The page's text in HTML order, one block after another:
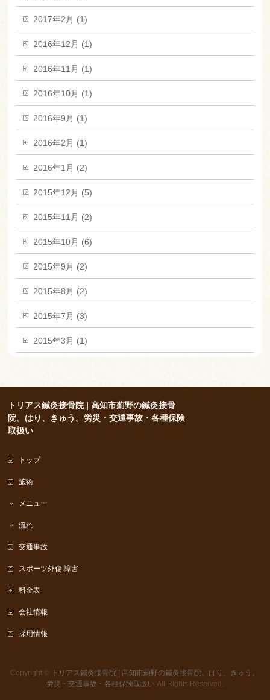
2017年2月 (1)
2016年12月 (1)
2016年11月 (1)
2016年10月 (1)
2016年9月 (1)
2016年2月 (1)
2016年1月 (2)
2015年12月 (5)
2015年11月 (2)
2015年10月 (6)
2015年9月 (2)
2015年8月 (2)
2015年7月 (3)
2015年3月 (1)
トリアス鍼灸接骨院 | 高知市薊野の鍼灸接骨
院。はり、きゅう。労災・交通事故・各種保険
取扱い
トップ
施術
メニュー
流れ
交通事故
スポーツ外傷.障害
料金表
会社情報
採用情報
Copyright ©
トリアス鍼灸接骨院 | 高知市薊野の鍼灸接骨院。はり、きゅう。
労災・交通事故・各種保険取扱い All Rights Reserved.